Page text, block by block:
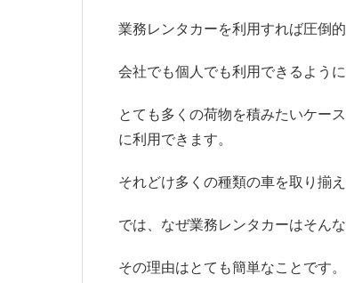
業務レンタカーを利用すれば圧倒
会社でも個人でも利用できるよう
とても多くの荷物を積みたいケー
に利用できます。
それどけ多くの種類の車を取り揃え
では、なぜ業務レンタカーはそん
その理由はとても簡単なことです。